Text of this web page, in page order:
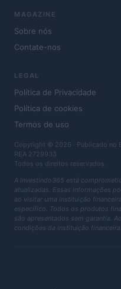
MAGAZINE
Sobre nós
Contate-nos
LEGAL
Política de Privacidade
Política de cookies
Termos de uso
Copyright © 2026 · Publicado no
REA 2729933
Todos os direitos reservados
A Investindo365 está
atualizadas. Essas informações
ao visitar uma instituição
específico. Todos os produtos
são apresentados sem garantia.
condições da instituição financeira.